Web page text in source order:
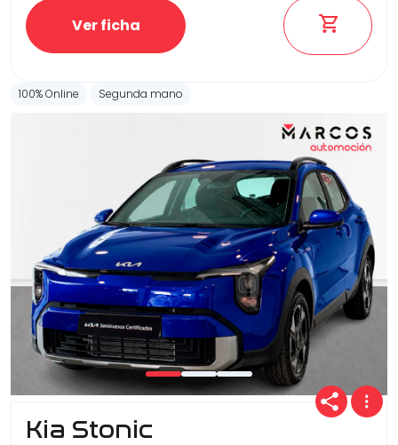
Ver ficha
100% Online Segunda mano
Kia Stonic